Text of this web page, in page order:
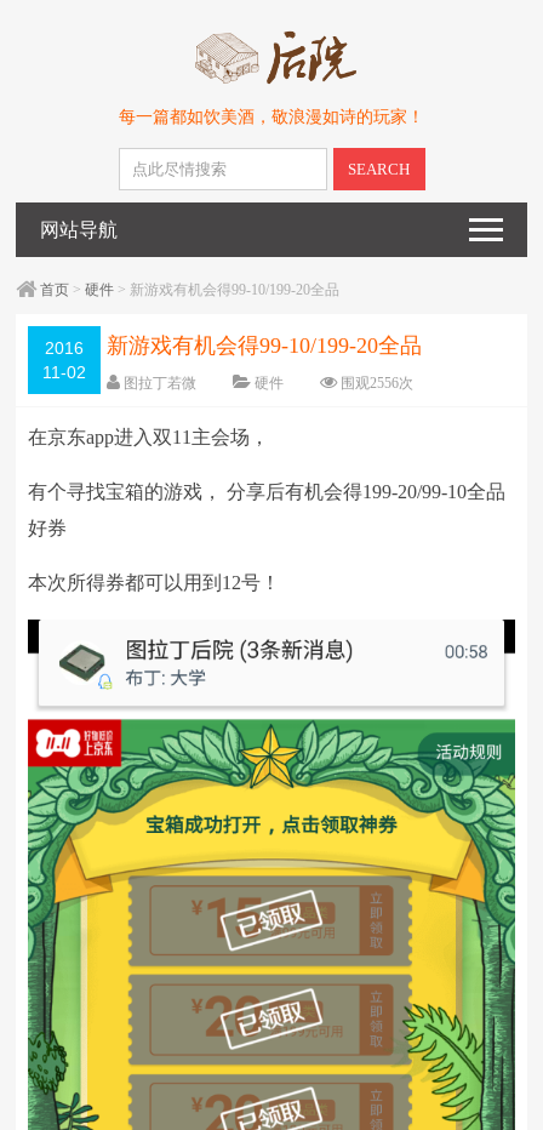
每一篇都如饮美酒，敬浪漫如诗的玩家！
SEARCH
网站导航
首页 >硬件 > 新游戏有机会得99-10/199-20全品
2016
11-02
新游戏有机会得99-10/199-20全品
图拉丁若微 硬件
围观2556次
字体：大 中 小
在京东app进入双11主会场，
有个寻找宝箱的游戏， 分享后有机会得199-20/99-10全品
好券
本次所得券都可以用到12号！